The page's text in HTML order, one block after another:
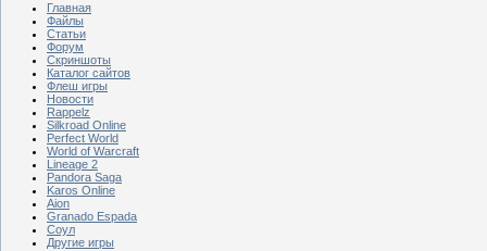
Главная
Файлы
Статьи
Форум
Скриншоты
Каталог сайтов
Флеш игры
Новости
Rappelz
Silkroad Online
Perfect World
World of Warcraft
Lineage 2
Pandora Saga
Karos Online
Aion
Granado Espada
Соул
Другие игры